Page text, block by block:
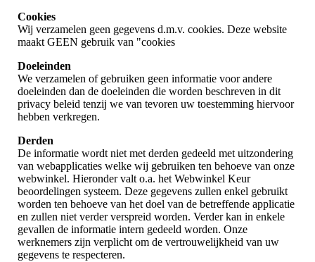
Cookies
Wij verzamelen geen gegevens d.m.v. cookies. Deze website
maakt GEEN gebruik van "cookies
Doeleinden
We verzamelen of gebruiken geen informatie voor andere
doeleinden dan de doeleinden die worden beschreven in dit
privacy beleid tenzij we van tevoren uw toestemming hiervoor
hebben verkregen.
Derden
De informatie wordt niet met derden gedeeld met uitzondering
van webapplicaties welke wij gebruiken ten behoeve van onze
webwinkel. Hieronder valt o.a. het Webwinkel Keur
beoordelingen systeem. Deze gegevens zullen enkel gebruikt
worden ten behoeve van het doel van de betreffende applicatie
en zullen niet verder verspreid worden. Verder kan in enkele
gevallen de informatie intern gedeeld worden. Onze
werknemers zijn verplicht om de vertrouwelijkheid van uw
gegevens te respecteren.